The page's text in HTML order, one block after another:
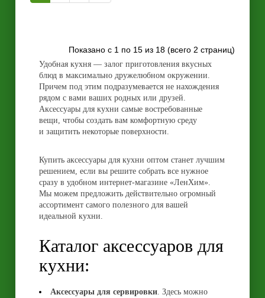
Показано с 1 по 15 из 18 (всего 2 страниц)
Удобная кухня — залог приготовления вкусных
блюд в максимально дружелюбном окружении.
Причем под этим подразумевается не нахождения
рядом с вами ваших родных или друзей.
Аксессуары для кухни самые востребованные
вещи, чтобы создать вам комфортную среду
и защитить некоторые поверхности.
Купить аксессуары для кухни оптом станет лучшим
решением, если вы решите собрать все нужное
сразу в удобном интернет-магазине «ЛенХим».
Мы можем предложить действительно огромный
ассортимент самого полезного для вашей
идеальной кухни.
Каталог аксессуаров для
кухни:
Аксессуары для сервировки. Здесь можно